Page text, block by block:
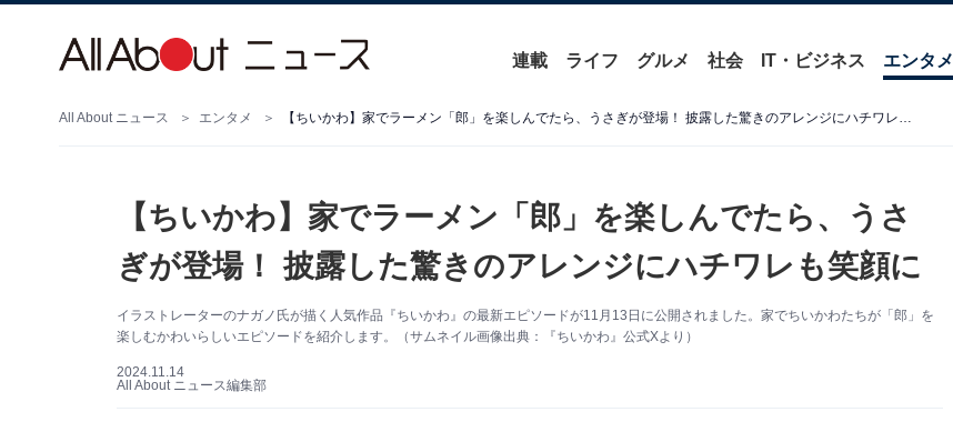
連載 ライフ グルメ 社会 IT・ビジネス エンタメ
All About ニュース エンタメ 【ちいかわ】家でラーメン「郎」を楽しんでたら、うさぎが登場！ 披露した驚きのアレンジにハチワレも笑顔に
【ちいかわ】家でラーメン「郎」を楽しんでたら、うさ
ぎが登場！ 披露した驚きのアレンジにハチワレも笑顔に
イラストレーターのナガノ氏が描く人気作品『ちいかわ』の最新エピソードが11月13日に公開されました。家でちいかわたちが「郎」を
楽しむかわいらしいエピソードを紹介します。（サムネイル画像出典：『ちいかわ』公式Xより）
2024.11.14
All About ニュース編集部